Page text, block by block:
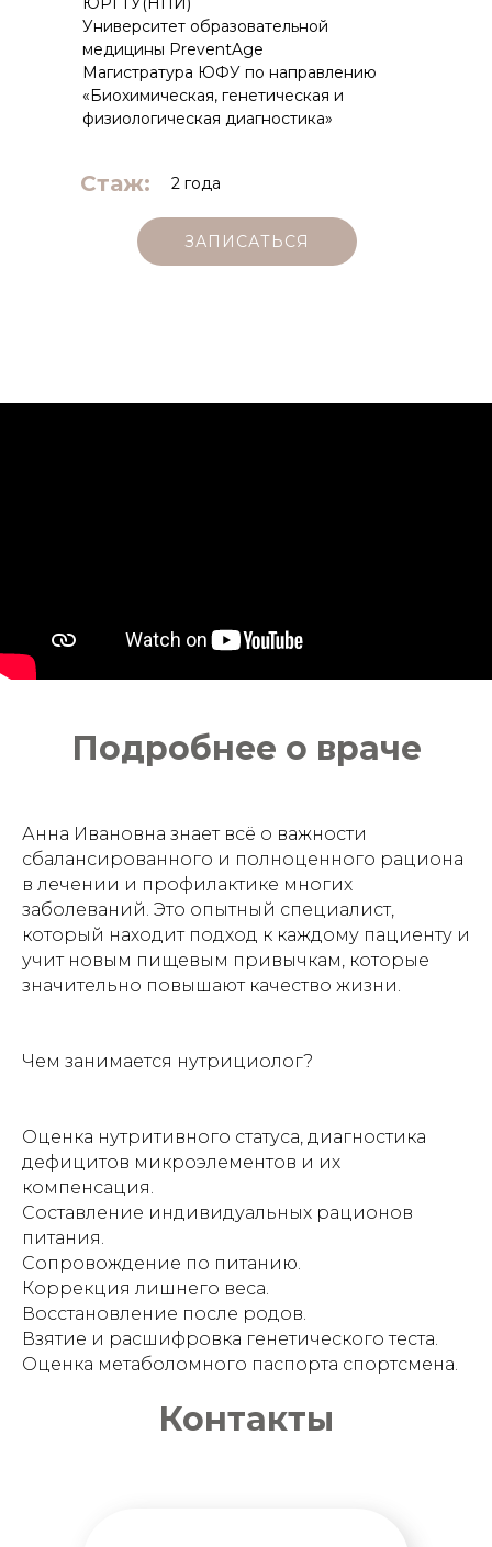
Стаж:
Университет образовательной
медицины PreventAge
Магистратура ЮФУ по направлению
«Биохимическая, генетическая и
физиологическая диагностика»
ЗАПИСАТЬСЯ
2 года
Подробнее о враче
Анна Ивановна знает всё о важности
сбалансированного и полноценного рациона
в лечении и профилактике многих
заболеваний. Это опытный специалист,
который находит подход к каждому пациенту и
учит новым пищевым привычкам, которые
значительно повышают качество жизни.
Чем занимается нутрициолог?
Оценка нутритивного статуса, диагностика
дефицитов микроэлементов и их
компенсация.
Составление индивидуальных рационов
питания.
Сопровождение по питанию.
Коррекция лишнего веса.
Восстановление после родов.
Взятие и расшифровка генетического теста.
Оценка метаболомного паспорта спортсмена.
Контакты